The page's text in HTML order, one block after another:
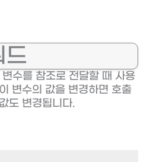
수를 참조로 전달할 때 사용
변수의 값을 변경하면 호출
도 변경됩니다.